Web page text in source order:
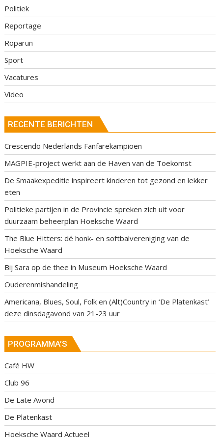
Politiek
Reportage
Roparun
Sport
Vacatures
Video
RECENTE BERICHTEN
Crescendo Nederlands Fanfarekampioen
MAGPIE-project werkt aan de Haven van de Toekomst
De Smaakexpeditie inspireert kinderen tot gezond en lekker
eten
Politieke partijen in de Provincie spreken zich uit voor
duurzaam beheerplan Hoeksche Waard
The Blue Hitters: dé honk- en softbalvereniging van de
Hoeksche Waard
Bij Sara op de thee in Museum Hoeksche Waard
Ouderenmishandeling
Americana, Blues, Soul, Folk en (Alt)Country in ‘De Platenkast’
deze dinsdagavond van 21-23 uur
PROGRAMMA’S
Café HW
Club 96
De Late Avond
De Platenkast
Hoeksche Waard Actueel